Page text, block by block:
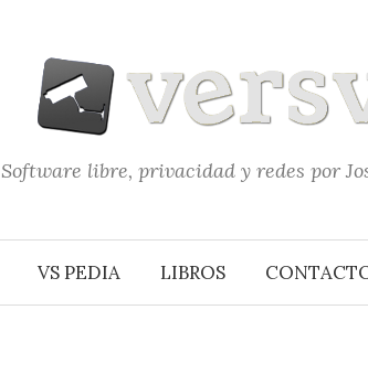
Software libre, privacidad y redes por
VS PEDIA LIBROS